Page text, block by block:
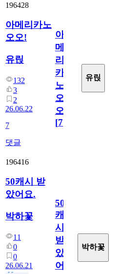
196428
아메리카노
오오!
유릱
132
3
2
26.06.22
7
댓글
아
메
리
카
노
오
오!
[7]
유릱
196416
50캐시 받
았어요.
박하꽃
11
0
0
26.06.21
50
캐
시
받
았
어
박하꽃